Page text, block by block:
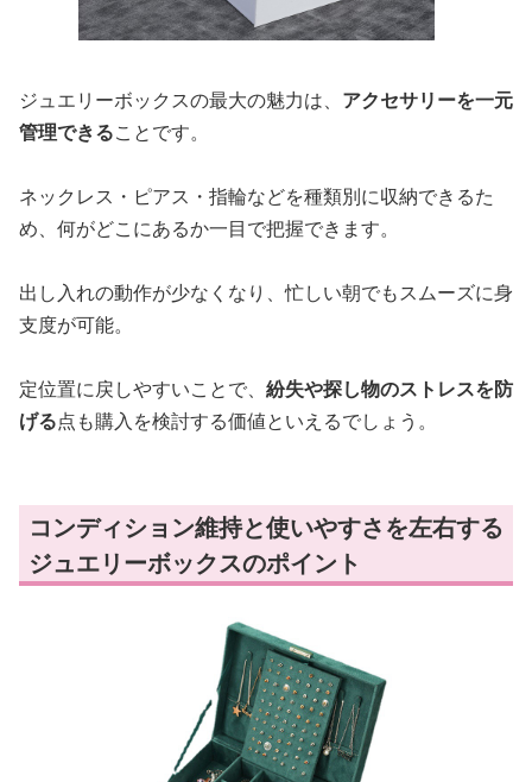
ジュエリーボックスの最大の魅力は、 アクセサリーを一元
管理できることです。
ネックレス・ピアス・指輪などを種類別に収納できるた
め、何がどこにあるか一目で把握できます。
出し入れの動作が少なくなり、忙しい朝でもスムーズに身
支度が可能。
定位置に戻しやすいことで、 紛失や探し物のストレスを防
げる点も購入を検討する価値といえるでしょう。
コンディション維持と使いやすさを左右する
ジュエリーボックスのポイント